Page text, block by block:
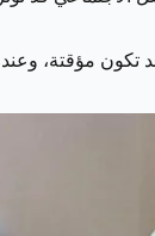
مؤقتة،